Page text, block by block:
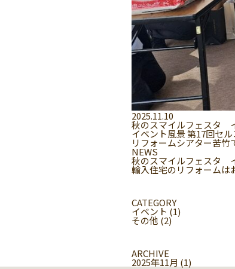
2025.11.10
秋のスマイルフェスタ
イベント風景 第17回セ
リフォームシアター苦
NEWS
秋のスマイルフェスタ
輸入住宅のリフォームは
CATEGORY
イベント (1)
その他 (2)
ARCHIVE
2025年11月 (1)